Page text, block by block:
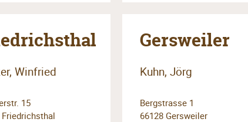
Winfried
15
Friedrichsthal
Gersweiler
Kuhn, Jörg
Bergstrasse 1
66128 Gersweiler